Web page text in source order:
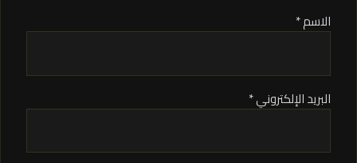
الاسم *
البريد الإلكتروني *